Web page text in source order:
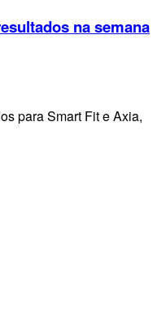
na semana
para Smart Fit e Axia,